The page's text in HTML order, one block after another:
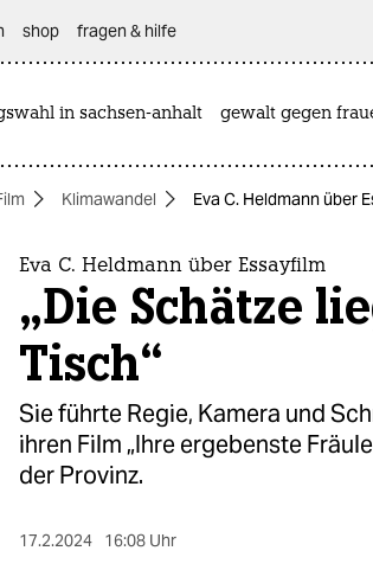
shop fragen & hilfe
in sachsen-anhalt gewalt gegen
Klimawandel Eva C. Heldmann über
Eva C. Heldmann über Essayfilm
„Die Schätze
Tisch“
Sie führte Regie, Kamera und
ihren Film „Ihre ergebenste
der Provinz.
17.2.2024 16:08 Uhr